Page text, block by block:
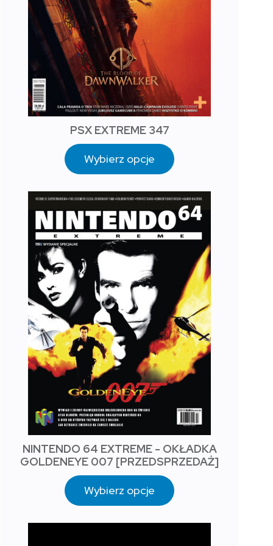
PSX EXTREME 347
Wybierz opcje
NINTENDO 64 EXTREME - OKŁADKA
GOLDENEYE 007 [PRZEDSPRZEDAŻ]
Wybierz opcje